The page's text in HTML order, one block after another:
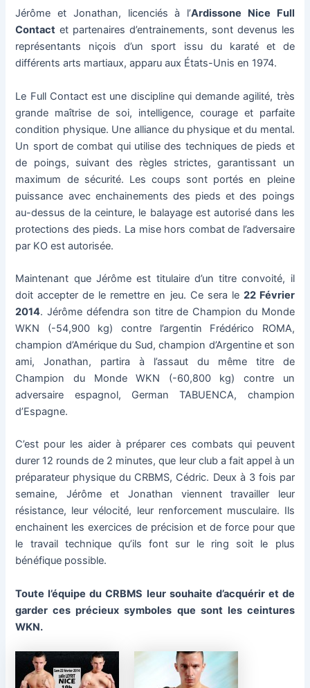
Jérôme et Jonathan, licenciés à l’Ardissone Nice Full
Contact et partenaires d’entrainements, sont devenus les
représentants niçois d’un sport issu du karaté et de
différents arts martiaux, apparu aux États-Unis en 1974.
Le Full Contact est une discipline qui demande agilité, très
grande maîtrise de soi, intelligence, courage et parfaite
condition physique. Une alliance du physique et du mental.
Un sport de combat qui utilise des techniques de pieds et
de poings, suivant des règles strictes, garantissant un
maximum de sécurité. Les coups sont portés en pleine
puissance avec enchainements des pieds et des poings
au-dessus de la ceinture, le balayage est autorisé dans les
protections des pieds. La mise hors combat de l’adversaire
par KO est autorisée.
Maintenant que Jérôme est titulaire d’un titre convoité, il
doit accepter de le remettre en jeu. Ce sera le 22 Février
2014. Jérôme défendra son titre de Champion du Monde
WKN (-54,900 kg) contre l’argentin Frédérico ROMA,
champion d’Amérique du Sud, champion d’Argentine et son
ami, Jonathan, partira à l’assaut du même titre de
Champion du Monde WKN (-60,800 kg) contre un
adversaire espagnol, German TABUENCA, champion
d’Espagne.
C’est pour les aider à préparer ces combats qui peuvent
durer 12 rounds de 2 minutes, que leur club a fait appel à un
préparateur physique du CRBMS, Cédric. Deux à 3 fois par
semaine, Jérôme et Jonathan viennent travailler leur
résistance, leur vélocité, leur renforcement musculaire. Ils
enchainent les exercices de précision et de force pour que
le travail technique qu’ils font sur le ring soit le plus
bénéfique possible.
Toute l’équipe du CRBMS leur souhaite d’acquérir et de
garder ces précieux symboles que sont les ceintures
WKN.